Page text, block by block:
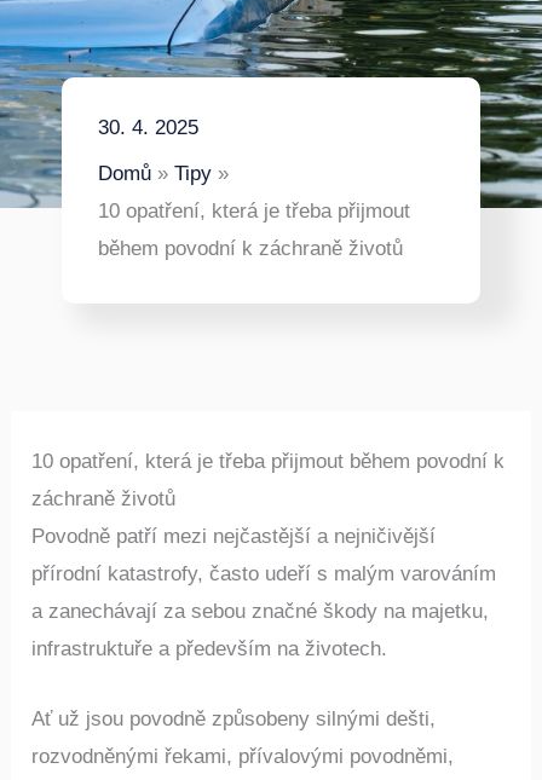
30. 4. 2025
Domů
Tipy
10 opatření, která je třeba přijmout
během povodní k záchraně životů
10 opatření, která je třeba přijmout během povodní k
záchraně životů
Povodně patří mezi nejčastější a nejničivější
přírodní katastrofy, často udeří s malým varováním
a zanechávají za sebou značné škody na majetku,
infrastruktuře a především na životech.
Ať už jsou povodně způsobeny silnými dešti,
rozvodněnými řekami, přívalovými povodněmi,